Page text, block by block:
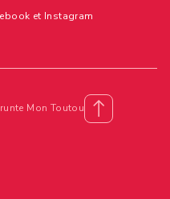
et Instagram
Mon Toutou